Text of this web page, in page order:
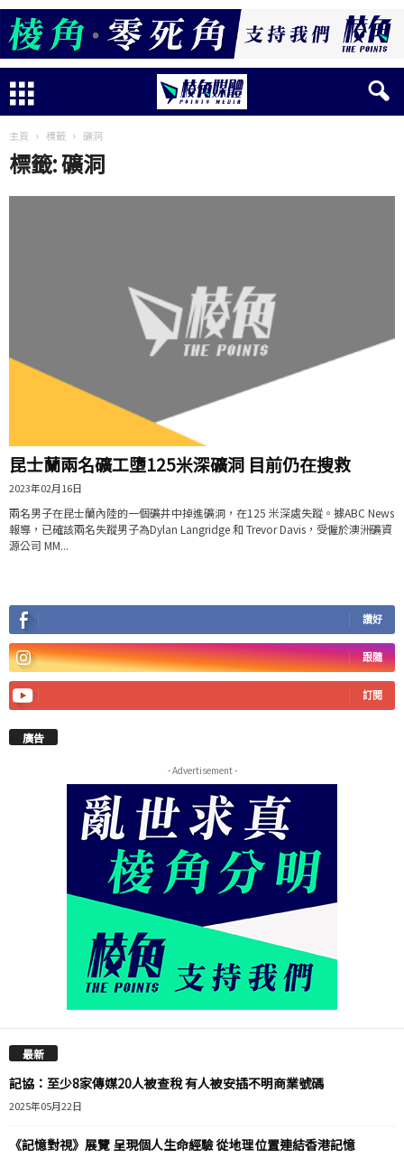
主頁 標籤 礦洞
標籤: 礦洞
昆士蘭兩名礦工墮125米深礦洞 目前仍在搜救
2023年02月16日
兩名男子在昆士蘭內陸的一個礦井中掉進礦洞，在125 米深處失蹤。據ABC News
報導，已確該兩名失蹤男子為Dylan Langridge 和 Trevor Davis，受僱於澳洲礦資
源公司 MM...
讚好
跟隨
訂閱
廣告
- Advertisement -
最新
記協：至少8家傳媒20人被查稅 有人被安插不明商業號碼
2025年05月22日
《記憶對視》展覽 呈現個人生命經驗 從地理位置連結香港記憶